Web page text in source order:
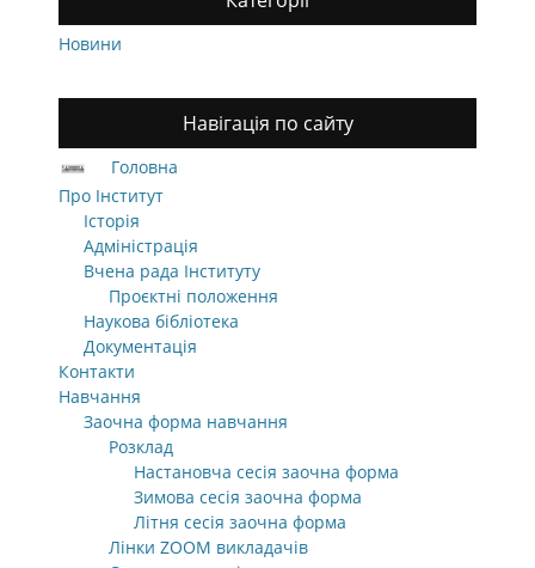
Новини
Навігація по сайту
Головна
Про Інститут
Історія
Адміністрація
Вчена рада Інституту
Проєктні положення
Наукова бібліотека
Документація
Контакти
Навчання
Заочна форма навчання
Розклад
Настановча сесія заочна форма
Зимова сесія заочна форма
Літня сесія заочна форма
Лінки ZOOM викладачів